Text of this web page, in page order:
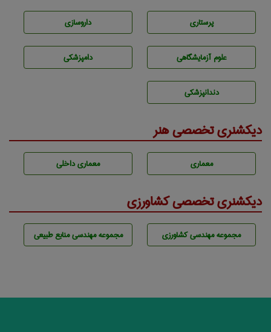
پرستاری داروسازی
علوم آزمايشگاهی دامپزشكی
دندانپزشكی
دیکشنری تخصصی هنر
معماری معماری داخلی
دیکشنری تخصصی کشاورزی
مجموعه مهندسی كشاورزی مجموعه مهندسی منابع طبيعی